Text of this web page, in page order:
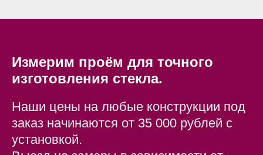
Измерим проём для точного
изготовления стекла.
Наши цены на любые конструкции под
заказ начинаются от 35 000 рублей с
установкой.